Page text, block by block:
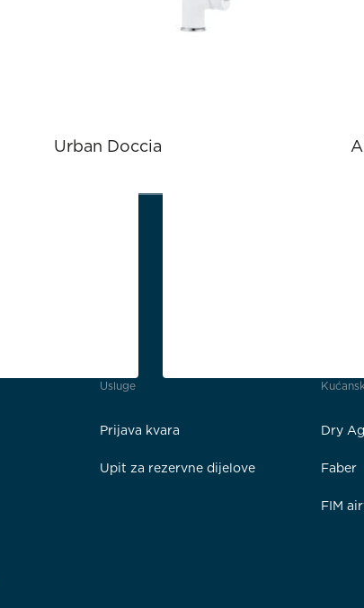
Urban Doccia
Usluge
Prijava kvara
Upit za rezervne dijelove
Dry
Faber
FIM